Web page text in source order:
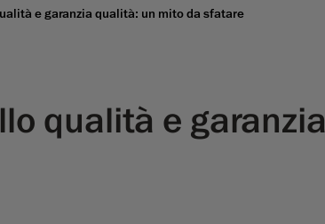
e garanzia qualità: un mito da sfatare
qualità e